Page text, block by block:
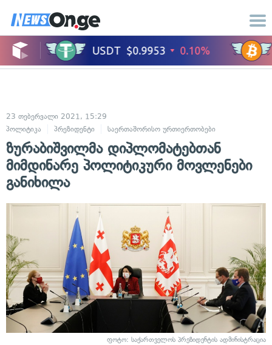
23 თებერვალი 2021, 15:29
პოლიტიკა
პრეზიდენტი საერთაშორისო ურთიერთობები
ზურაბიშვილმა დიპლომატებთან
მიმდინარე პოლიტიკური მოვლენები
განიხილა
ფოტო: საქართველოს პრეზიდენტის ადმინისტრაცია